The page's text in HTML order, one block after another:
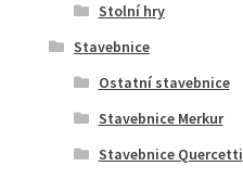
Stolní hry
Stavebnice
Ostatní stavebnice
Stavebnice Merkur
Stavebnice Quercetti